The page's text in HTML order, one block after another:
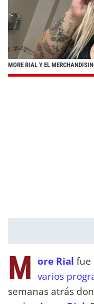
MORE RIAL Y EL
M ore Rial fue
varios
semanas atrás